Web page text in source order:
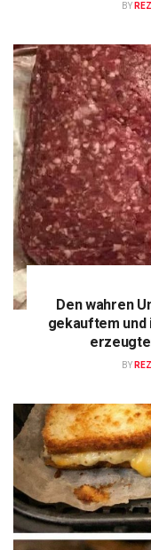
BY
Den wahren
gekauftem
BY